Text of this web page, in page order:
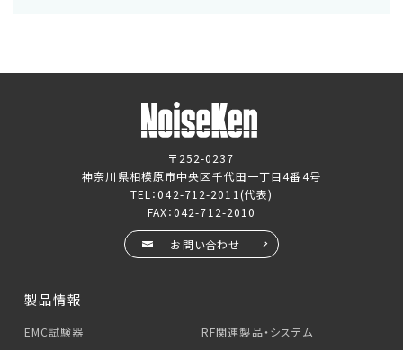
〒252-0237
神奈川県相模原市中央区千代田一丁目4番4号
TEL：042-712-2011 (代表)
FAX：042-712-2010
お問い合わせ
製品情報
EMC試験器
RF関連製品・システム